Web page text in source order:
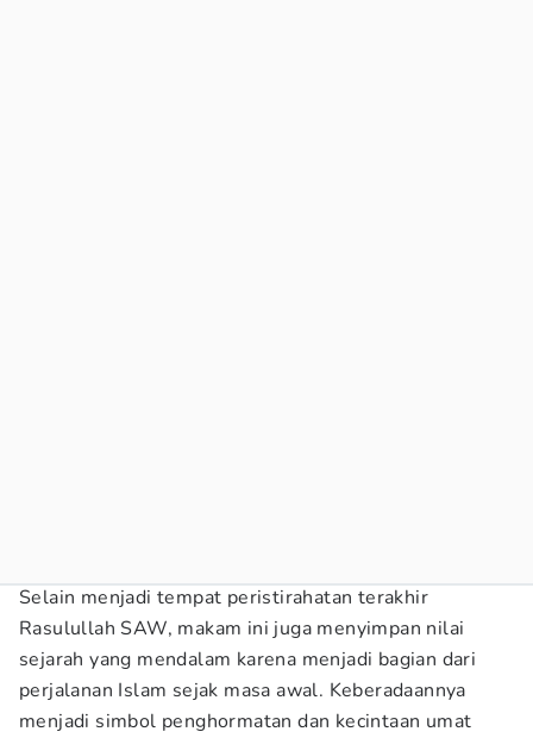
Selain menjadi tempat peristirahatan terakhir
Rasulullah SAW, makam ini juga menyimpan nilai
sejarah yang mendalam karena menjadi bagian dari
perjalanan Islam sejak masa awal. Keberadaannya
menjadi simbol penghormatan dan kecintaan umat